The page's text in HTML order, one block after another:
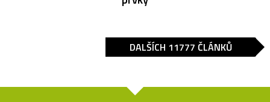
DALŠÍCH 11777 ČLÁNKŮ